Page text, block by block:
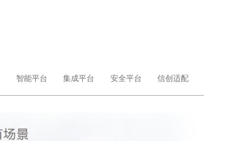
智能平台 集成平台 安全平台 信创适配